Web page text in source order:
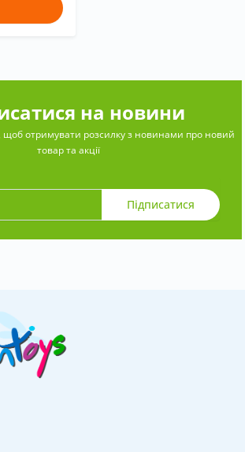
на новини
щоб отримувати розсилку з новинами про новий
товар та акції
Підписатися